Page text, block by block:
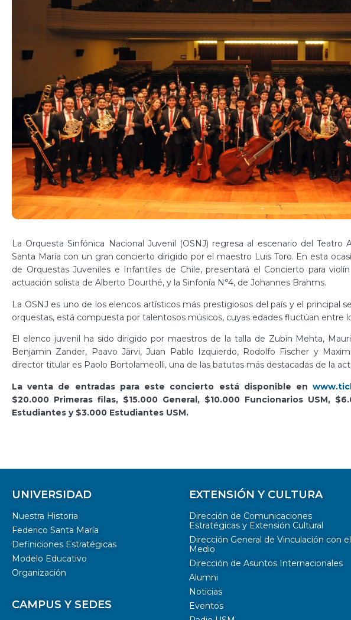
La Orquesta Sinfónica Nacional Juvenil (OSNJ) regresa al escenario del Teatro
Santa María con un gran concierto dirigido por el maestro Luis Toro. En esta
de Orquestas Juveniles e Infantiles de Chile, presentará el Concierto para
actuación solista de Alberto Dourthé, y la Sinfonía N°4, de Johannes Brahms.
La OSNJ es uno de los elencos artísticos más prestigiosos del país y el principal
orquestas, está compuesta por talentosos músicos, cuyas edades fluctúan entre
El elenco juvenil ha sido dirigido por maestros de la talla de Zubin Mehta,
Benjamin Zander, Paavo Järvi, Juan Pablo Izquierdo, Rodolfo Fischer y
director titular es Paolo Bortolameolli, una de las batutas más destacadas de la
La venta de entradas para este concierto está disponible en
$20.000 Primeras filas, $15.000 General, $10.000 Funcionarios USM,
Estudiantes y $3.000 Estudiantes USM.
UNIVERSIDAD
Nuestra Historia
Federico Santa María
Definiciones Estratégicas
Modelo Educativo
Organización
CAMPUS Y SEDES
EXTENSIÓN Y CULTURA
Dirección de Comunicaciones
Estratégicas y Extensión Cultural
Dirección General de Vinculación con el
Medio
Dirección de Asuntos Internacionales
Alumni
Noticias
Eventos